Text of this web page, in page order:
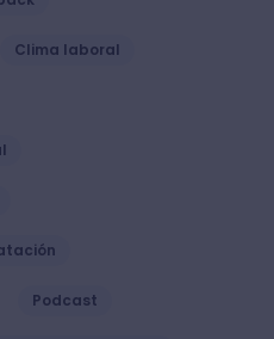
Clima laboral
Podcast